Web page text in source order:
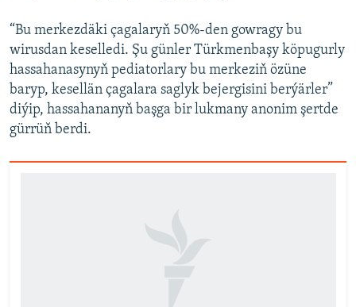
“Bu merkezdäki çagalaryň 50%-den gowragy bu
wirusdan keselledi. Şu günler Türkmenbaşy köpugurly
hassahanasynyň pediatorlary bu merkeziň özüne
baryp, kesellän çagalara saglyk bejergisini berýärler”
diýip, hassahananyň başga bir lukmany anonim şertde
gürrüň berdi.